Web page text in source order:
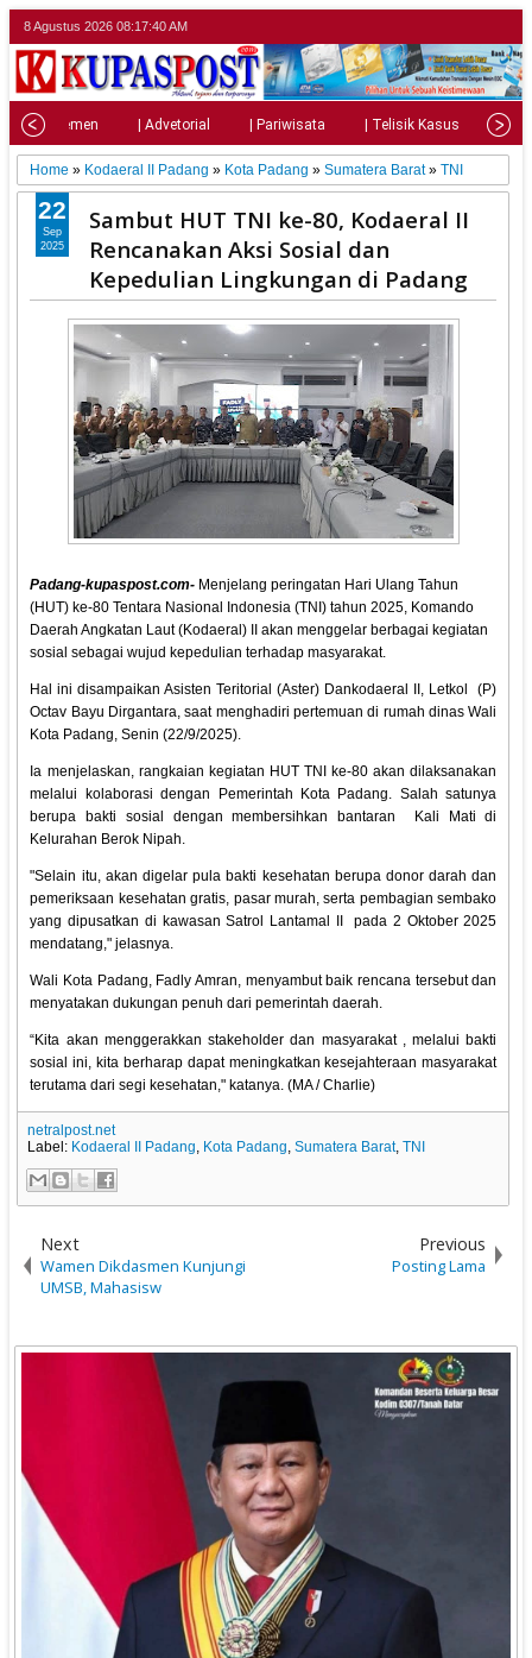
8 Agustus 2026 08:17:41 AM
| Parlemen | Advetorial | Pariwisata | Telisik Kasus |
Home » Kodaeral II Padang » Kota Padang »Sumatera Barat»TNI
Sambut HUT TNI ke-80, Kodaeral II
Rencanakan Aksi Sosial dan
Kepedulian Lingkungan di Padang
Padang-kupaspost.com- Menjelang peringatan Hari Ulang Tahun
(HUT) ke-80 Tentara Nasional Indonesia (TNI) tahun 2025, Komando
Daerah Angkatan Laut (Kodaeral) II akan menggelar berbagai kegiatan
sosial sebagai wujud kepedulian terhadap masyarakat.
Hal ini disampaikan Asisten Teritorial (Aster) Dankodaeral II, Letkol (P)
Octav Bayu Dirgantara, saat menghadiri pertemuan di rumah dinas Wali
Kota Padang, Senin (22/9/2025).
Ia menjelaskan, rangkaian kegiatan HUT TNI ke-80 akan dilaksanakan
melalui kolaborasi dengan Pemerintah Kota Padang. Salah satunya
berupa bakti sosial dengan membersihkan bantaran Kali Mati di
Kelurahan Berok Nipah.
"Selain itu, akan digelar pula bakti kesehatan berupa donor darah dan
pemeriksaan kesehatan gratis, pasar murah, serta pembagian sembako
yang dipusatkan di kawasan Satrol Lantamal II pada 2 Oktober 2025
mendatang," jelasnya.
Wali Kota Padang, Fadly Amran, menyambut baik rencana tersebut dan
menyatakan dukungan penuh dari pemerintah daerah.
“Kita akan menggerakkan stakeholder dan masyarakat , melalui bakti
sosial ini, kita berharap dapat meningkatkan kesejahteraan masyarakat
terutama dari segi kesehatan," katanya. (MA / Charlie)
22
Sep
2025
netralpost.net
Label: Kodaeral II Padang, Kota Padang,Sumatera Barat,TNI
Next
Wamen Dikdasmen Kunjungi
UMSB, Mahasisw
Previous
Posting Lama